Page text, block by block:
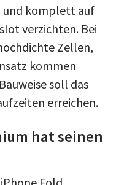
und komplett auf
verzichten. Bei
Zellen,
kommen
soll das
erreichen.
hat seinen